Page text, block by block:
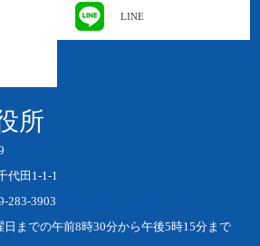
LINE
所
代田1-1-1
283-3903
までの午前8時30分から午後5時15分まで